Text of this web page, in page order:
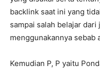
backlink saat ini yang
sampai salah belajar dari
menggunakannya sebab
Kemudian P, P yaitu